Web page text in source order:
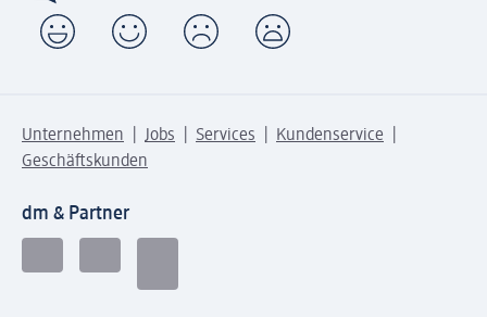
Unternehmen Jobs Services
Kundenservice
Geschäftskunden
dm & Partner